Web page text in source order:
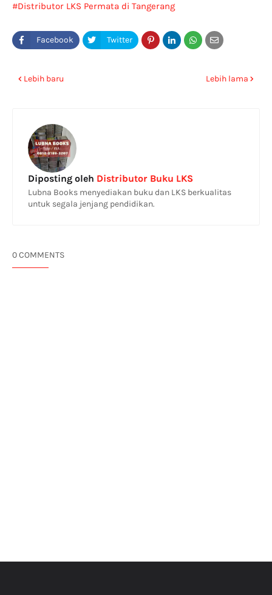
Distributor LKS Permata di Tangerang
Lebih baru Lebih lama
Diposting oleh Distributor Buku LKS
Lubna Books menyediakan buku dan LKS berkualitas
untuk segala jenjang pendidikan.
0 COMMENTS